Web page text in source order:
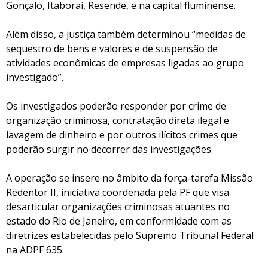
Gonçalo, Itaboraí, Resende, e na capital fluminense.
Além disso, a justiça também determinou “medidas de
sequestro de bens e valores e de suspensão de
atividades econômicas de empresas ligadas ao grupo
investigado”.
Os investigados poderão responder por crime de
organização criminosa, contratação direta ilegal e
lavagem de dinheiro e por outros ilícitos crimes que
poderão surgir no decorrer das investigações.
A operação se insere no âmbito da força-tarefa Missão
Redentor II, iniciativa coordenada pela PF que visa
desarticular organizações criminosas atuantes no
estado do Rio de Janeiro, em conformidade com as
diretrizes estabelecidas pelo Supremo Tribunal Federal
na ADPF 635.